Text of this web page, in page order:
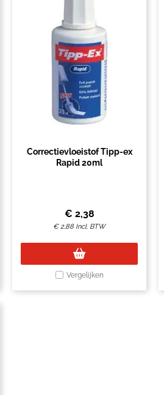
Correctievloeistof Tipp-ex
Rapid 20ml
€ 2,38
€2,88 Incl. BTW
Vergelijken